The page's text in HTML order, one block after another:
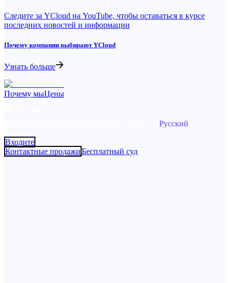
Следите за YCloud на YouTube, чтобы оставаться в курсе
последних новостей и информации
Почему компании выбирают YCloud
Узнать больше
Почему мыЦены
Русский
Входите
Контактные продажиБесплатный суд